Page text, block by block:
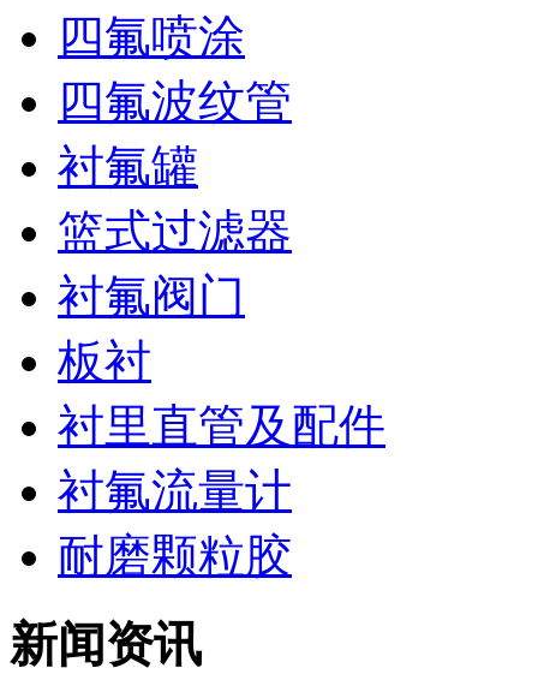
四氟喷涂
四氟波纹管
衬氟罐
篮式过滤器
衬氟阀门
板衬
衬里直管及配件
衬氟流量计
耐磨颗粒胶
新闻资讯